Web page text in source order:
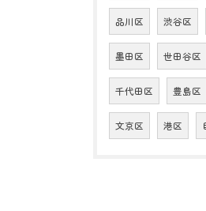
品川区 渋谷区
墨田区 世田谷区
千代田区 豊島区
文京区 港区